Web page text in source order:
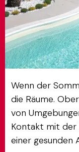
Wenn der
die Räume.
von
Kontakt mit der
einer gesunden